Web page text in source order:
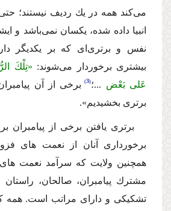
مى‌كند همه در یك ردیف نیستند؛
انبیا داده شده، یكسان نمى‌باشد و
نفس و برترى‌اى كه بر یكدیگر
بیشترى برخوردار مى‌شوند: «تِلْكَ
عَلى بَعْض ...؛ 3
برخى از آن
برترى بخشیدیم».
برترى یافتن برخى از پیامبران
برخوردارى آنان از نعمت هاى
همچنین ولایت كه سرآمد نعمت
مشترك پیامبران، صالحان،
تشكیكى و داراى مراتب است. همه